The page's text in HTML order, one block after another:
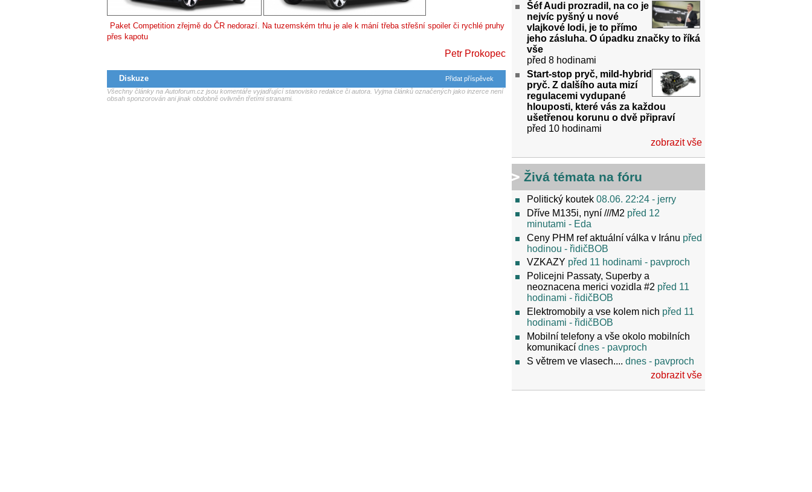
Paket Competition zřejmě do ČR nedorazí. Na tuzemském trhu je ale k mání třeba střešní spoiler či rychlé pruhy
přes kapotu
Petr Prokopec
Diskuze
Přidat příspěvek
Všechny články na Autoforum.cz jsou komentáře vyjadřující stanovisko redakce či autora. Vyjma článků označených jako inzerce není
obsah sponzorován ani jinak obdobně ovlivněn třetími stranami.
Šéf Audi prozradil, na co je
nejvíc pyšný u nové
vlajkové lodi, je to přímo
jeho zásluha. O úpadku značky to říká
vše
před 8 hodinami
Start-stop pryč, mild-hybrid
pryč. Z dalšího auta mizí
regulacemi vydupané
hlouposti, které vás za každou
ušetřenou korunu o dvě připraví
před 10 hodinami
zobrazit vše
Živá témata na fóru
Politický koutek 08.06. 22:24 - jerry
Dříve M135i, nyní ///M2 před 12
minutami - Eda
Ceny PHM ref aktuální válka v Iránu před
hodinou - řidičBOB
VZKAZY před 11 hodinami - pavproch
Policejni Passaty, Superby a
neoznacena merici vozidla #2 před 11
hodinami - řidičBOB
Elektromobily a vse kolem nich před 11
hodinami - řidičBOB
Mobilní telefony a vše okolo mobilních
komunikací dnes - pavproch
S větrem ve vlasech.... dnes - pavproch
zobrazit vše